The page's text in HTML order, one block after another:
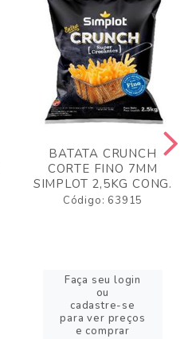
BATATA CRUNCH
CORTE FINO 7MM
SIMPLOT 2,5KG CONG.
Código: 63915
Faça seu login
ou
cadastre-se
para ver preços
e comprar